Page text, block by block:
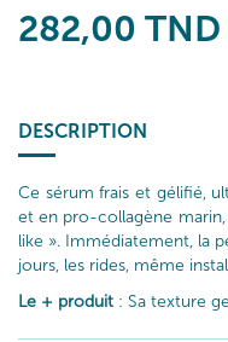
282,00 TND
DESCRIPTION
Ce sérum frais et gélifié,
et en pro-collagène
like ». Immédiatement, la
jours, les rides, même
Le + produit : Sa texture